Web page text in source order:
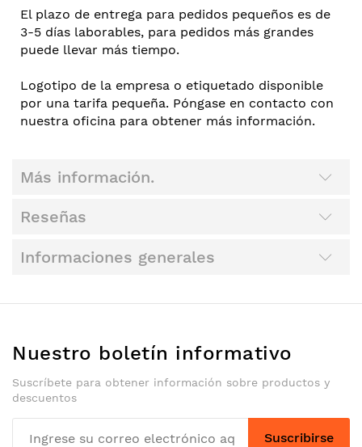
El plazo de entrega para pedidos pequeños es de
3-5 días laborables, para pedidos más grandes
puede llevar más tiempo.
Logotipo de la empresa o etiquetado disponible
por una tarifa pequeña. Póngase en contacto con
nuestra oficina para obtener más información.
Más información.
Reseñas
Informaciones generales
Nuestro boletín informativo
Suscríbete para obtener información sobre productos y
descuentos
Suscribirse